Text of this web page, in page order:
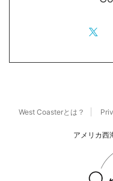
West Coasterとは？
アメリカ西